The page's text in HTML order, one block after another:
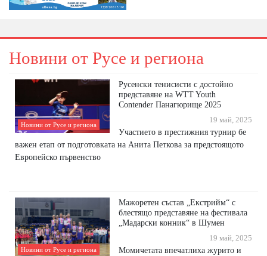
Новини от Русе и региона
Новини от Русе и региона
Русенски тенисисти с достойно
представяне на WTT Youth
Contender Панагюрище 2025
19 май, 2025
Участието в престижния турнир бе
важен етап от подготовката на Анита Петкова за предстоящото
Европейско първенство
Новини от Русе и региона
Мажоретен състав „Екстрийм“ с
блестящо представяне на фестивала
„Мадарски конник“ в Шумен
19 май, 2025
Момичетата впечатлиха журито и